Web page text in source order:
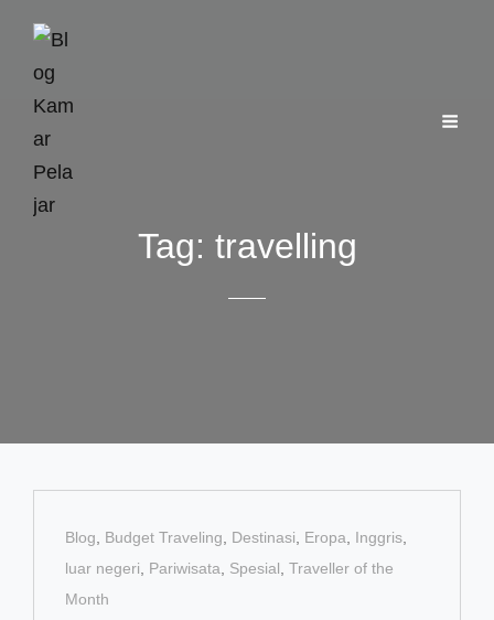
Tag: travelling
Cat
Links
Blog Budget Traveling Destinasi Eropa Inggris
luar negeri
Pariwisata Spesial Traveller of the
Month